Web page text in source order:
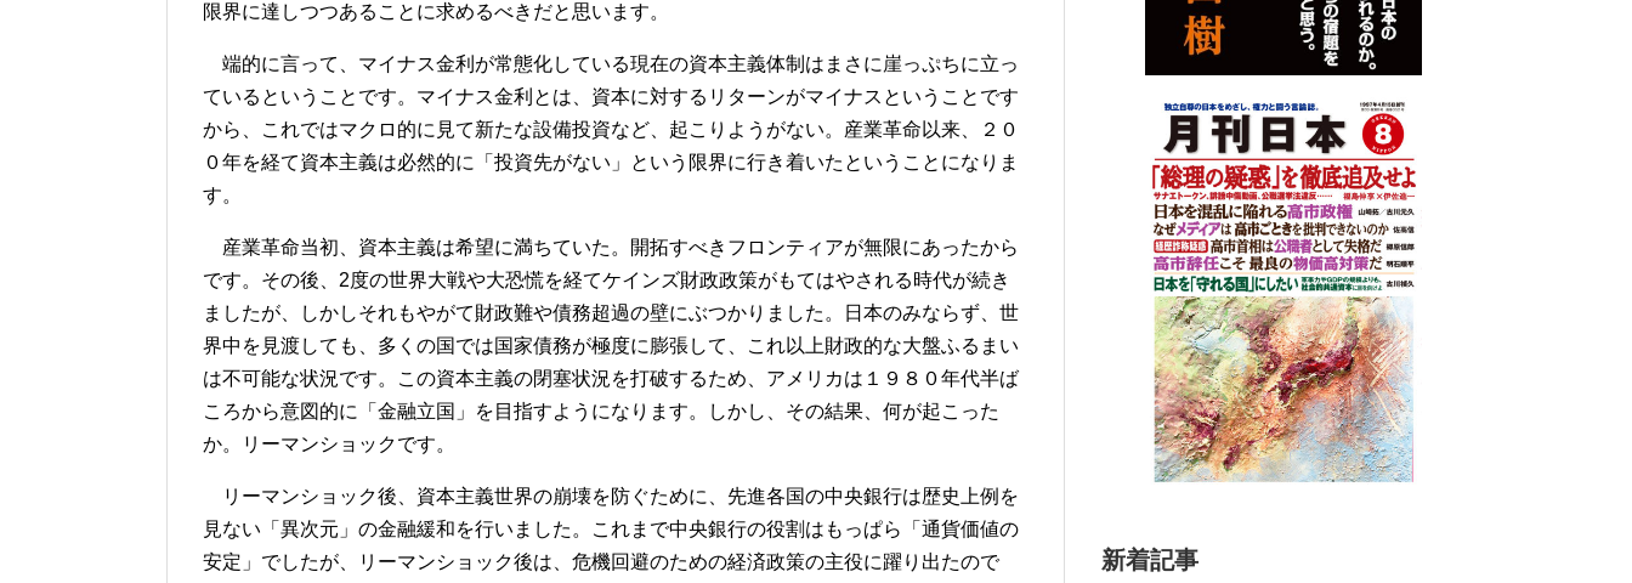
限界に達しつつあることに求めるべきだと思います。
端的に言って、マイナス金利が常態化している現在の資本主義体制はまさに崖っぷちに立っ
ているということです。マイナス金利とは、資本に対するリターンがマイナスということです
から、これではマクロ的に見て新たな設備投資など、起こりようがない。産業革命以来、２０
０年を経て資本主義は必然的に「投資先がない」という限界に行き着いたということになりま
す。
産業革命当初、資本主義は希望に満ちていた。開拓すべきフロンティアが無限にあったから
です。その後、2度の世界大戦や大恐慌を経てケインズ財政政策がもてはやされる時代が続き
ましたが、しかしそれもやがて財政難や債務超過の壁にぶつかりました。日本のみならず、世
界中を見渡しても、多くの国では国家債務が極度に膨張して、これ以上財政的な大盤ふるまい
は不可能な状況です。この資本主義の閉塞状況を打破するため、アメリカは１９８０年代半ば
ころから意図的に「金融立国」を目指すようになります。しかし、その結果、何が起こった
か。リーマンショックです。
リーマンショック後、資本主義世界の崩壊を防ぐために、先進各国の中央銀行は歴史上例を
見ない「異次元」の金融緩和を行いました。これまで中央銀行の役割はもっぱら「通貨価値の
安定」でしたが、リーマンショック後は、危機回避のための経済政策の主役に躍り出たので
新着記事